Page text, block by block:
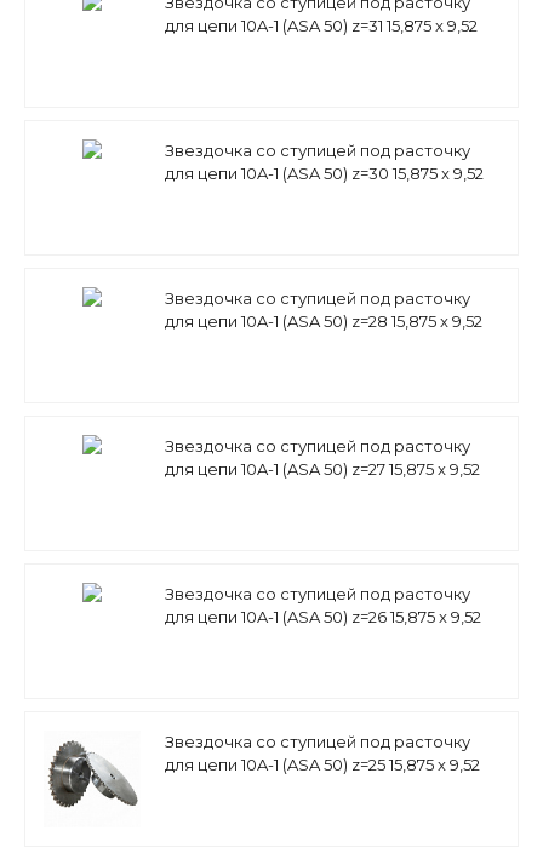
для цепи 10A-1 (ASA 50) z=31 15,875 x 9,52
Звездочка со ступицей под расточку
для цепи 10A-1 (ASA 50) z=30 15,875 x 9,52
Звездочка со ступицей под расточку
для цепи 10A-1 (ASA 50) z=28 15,875 x 9,52
Звездочка со ступицей под расточку
для цепи 10A-1 (ASA 50) z=27 15,875 x 9,52
Звездочка со ступицей под расточку
для цепи 10A-1 (ASA 50) z=26 15,875 x 9,52
Звездочка со ступицей под расточку
для цепи 10A-1 (ASA 50) z=25 15,875 x 9,52